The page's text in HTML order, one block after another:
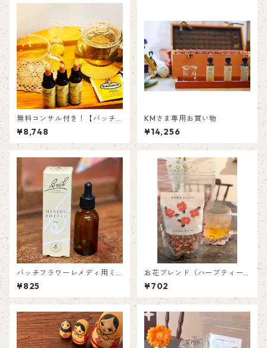
無料コンサル付き！【バッチ
フラワーレメディ】3本セット
¥8,748
KMさま専用お買い物
¥14,256
バッチフラワーレメディ用ミ
キシングボトル（トリートメ
ントボトル・箱付き）
¥825
お花ブレンド（ハーブティー
／リーフタイプ）
¥702